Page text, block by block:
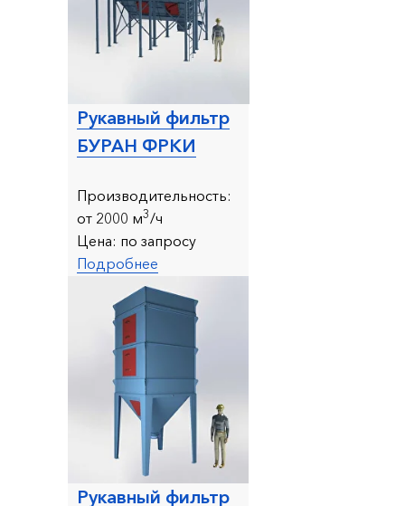
Рукавный фильтр
БУРАН ФРКИ
Производительность:
от 2000 м3/ч
Цена: по запросу
Подробнее
Рукавный фильтр